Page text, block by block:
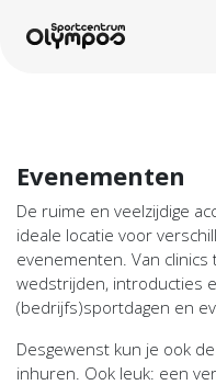
Evenementen
De ruime en veelzijdige
ideale locatie voor
evenementen. Van
wedstrijden, introducties
(bedrijfs)sportdagen en
Desgewenst kun je ook
inhuren. Ook leuk: een